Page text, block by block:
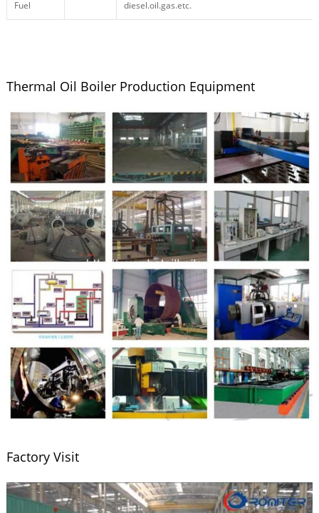
Fuel diesel.oil.gas.etc.
Thermal Oil Boiler Production Equipment
Factory Visit